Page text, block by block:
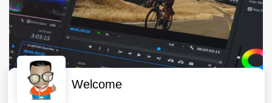
Welcome